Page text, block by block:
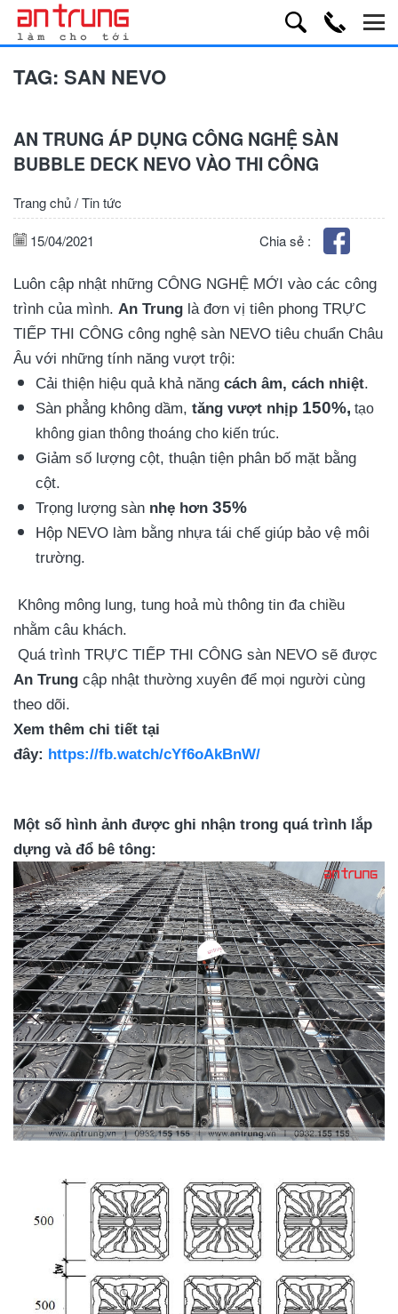
TAG: SAN NEVO
AN TRUNG ÁP DỤNG CÔNG NGHỆ SÀN
BUBBLE DECK NEVO VÀO THI CÔNG
Trang chủ/Tin tức
Chia sẻ :
15/04/2021
Luôn cập nhật những CÔNG NGHỆ MỚI vào các công
trình của mình. An Trung là đơn vị tiên phong TRỰC
TIẾP THI CÔNG công nghệ sàn NEVO tiêu chuẩn Châu
Âu với những tính năng vượt trội:
Cải thiện hiệu quả khả năng cách âm, cách nhiệt.
Sàn phẳng không dầm, tăng vượt nhịp 150%, tạo
không gian thông thoáng cho kiến trúc.
Giảm số lượng cột, thuận tiện phân bố mặt bằng
cột.
Trọng lượng sàn nhẹ hơn 35%
Hộp NEVO làm bằng nhựa tái chế giúp bảo vệ môi
trường.
Không mông lung, tung hoả mù thông tin đa chiều
nhằm câu khách.
Quá trình TRỰC TIẾP THI CÔNG sàn NEVO sẽ được
An Trung cập nhật thường xuyên để mọi người cùng
theo dõi.
Xem thêm chi tiết tại
đây: https://fb.watch/cYf6oAkBnW/
Một số hình ảnh được ghi nhận trong quá trình lắp
dựng và đổ bê tông: